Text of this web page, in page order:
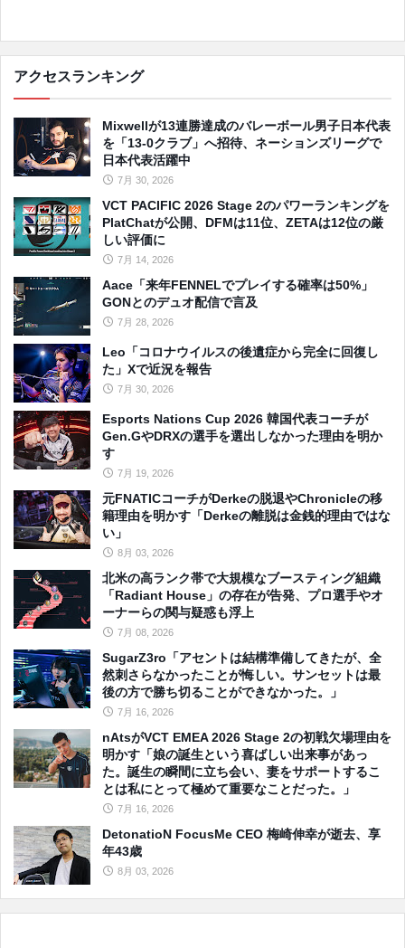
アクセスランキング
Mixwellが13連勝達成のバレーボール男子日本代表
を「13-0クラブ」へ招待、ネーションズリーグで
日本代表活躍中
7月 30, 2026
VCT PACIFIC 2026 Stage 2のパワーランキングを
PlatChatが公開、DFMは11位、ZETAは12位の厳
しい評価に
7月 14, 2026
Aace「来年FENNELでプレイする確率は50%」
GONとのデュオ配信で言及
7月 28, 2026
Leo「コロナウイルスの後遺症から完全に回復し
た」Xで近況を報告
7月 30, 2026
Esports Nations Cup 2026 韓国代表コーチが
Gen.GやDRXの選手を選出しなかった理由を明か
す
7月 19, 2026
元FNATICコーチがDerkeの脱退やChronicleの移
籍理由を明かす「Derkeの離脱は金銭的理由ではな
い」
8月 03, 2026
北米の高ランク帯で大規模なブースティング組織
「Radiant House」の存在が告発、プロ選手やオ
ーナーらの関与疑惑も浮上
7月 08, 2026
SugarZ3ro「アセントは結構準備してきたが、全
然刺さらなかったことが悔しい。サンセットは最
後の方で勝ち切ることができなかった。」
7月 16, 2026
nAtsがVCT EMEA 2026 Stage 2の初戦欠場理由を
明かす「娘の誕生という喜ばしい出来事があっ
た。誕生の瞬間に立ち会い、妻をサポートするこ
とは私にとって極めて重要なことだった。」
7月 16, 2026
DetonatioN FocusMe CEO 梅崎伸幸が逝去、享
年43歳
8月 03, 2026